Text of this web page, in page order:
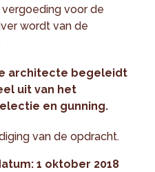
voor de
wordt van de
architecte begeleidt
uit van het
en gunning.
van de opdracht.
1 oktober 2018